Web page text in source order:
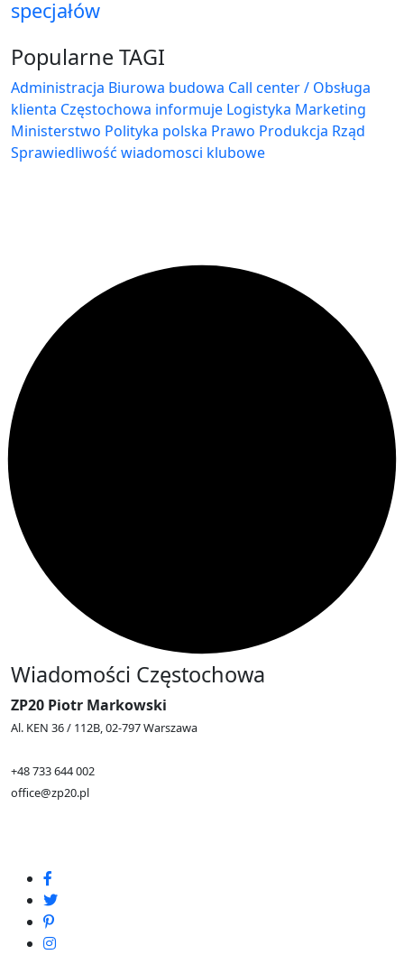
specjałów
Popularne TAGI
Administracja Biurowa budowa Call center / Obsługa
klienta Częstochowa informuje Logistyka Marketing
Ministerstwo Polityka polska Prawo Produkcja Rząd
Sprawiedliwość wiadomosci klubowe
Wiadomości Częstochowa
ZP20 Piotr Markowski
Al. KEN 36 / 112B, 02-797 Warszawa
+48 733 644 002
office@zp20.pl